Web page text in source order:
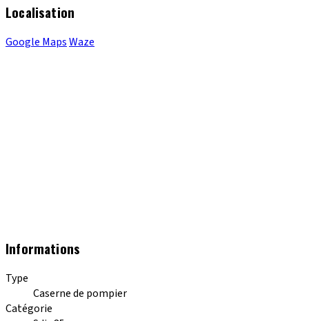
Localisation
Google MapsWaze
Informations
Type
Caserne de pompier
Catégorie